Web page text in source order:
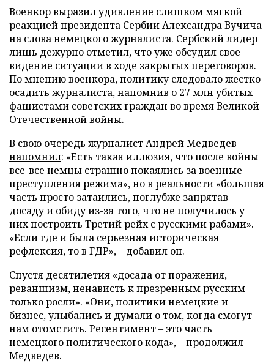
Военкор выразил удивление слишком мягкой
реакцией президента Сербии Александра Вучича
на слова немецкого журналиста. Сербский лидер
лишь дежурно отметил, что уже обсудил свое
видение ситуации в ходе закрытых переговоров.
По мнению военкора, политику следовало жестко
осадить журналиста, напомнив о 27 млн убитых
фашистами советских граждан во время Великой
Отечественной войны.
В свою очередь журналист Андрей Медведев
напомнил: «Есть такая иллюзия, что после войны
все-все немцы страшно покаялись за военные
преступления режима», но в реальности «большая
часть просто затаились, поглубже запрятав
досаду и обиду из-за того, что не получилось у
них построить Третий рейх с русскими рабами».
«Если где и была серьезная историческая
рефлексия, то в ГДР», – добавил он.
Спустя десятилетия «досада от поражения,
реваншизм, ненависть к презренным русским
только росли». «Они, политики немецкие и
бизнес, улыбались и думали о том, когда смогут
нам отомстить. Ресентимент – это часть
немецкого политического кода», – продолжил
Медведев.